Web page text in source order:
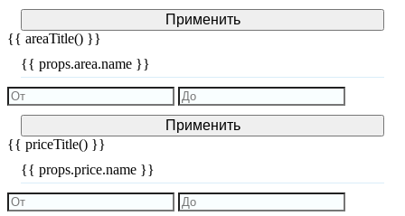
Применить
{{ areaTitle() }}
{{ props.area.name }}
Применить
{{ priceTitle() }}
{{ props.price.name }}